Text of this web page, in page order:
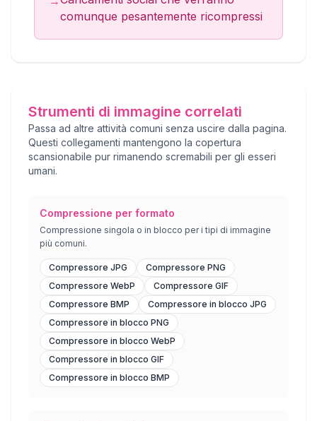
comunque pesantemente ricompressi
Strumenti di immagine correlati
Passa ad altre attività comuni senza uscire dalla pagina.
Questi collegamenti mantengono la copertura
scansionabile pur rimanendo scremabili per gli esseri
umani.
Compressione per formato
Compressione singola o in blocco per i tipi di immagine
più comuni.
Compressore JPG
Compressore PNG
Compressore WebP
Compressore GIF
Compressore BMP
Compressore in blocco JPG
Compressore in blocco PNG
Compressore in blocco WebP
Compressore in blocco GIF
Compressore in blocco BMP